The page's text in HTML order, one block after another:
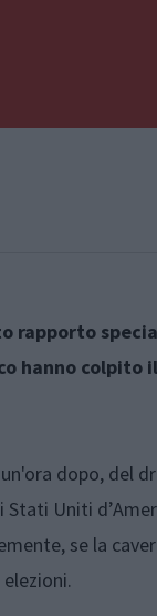
hanno colpito
dopo, del
Uniti
se la